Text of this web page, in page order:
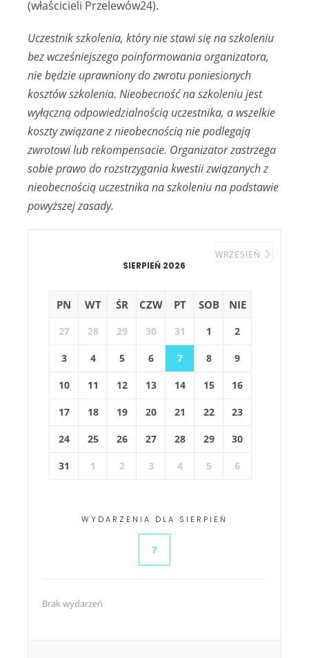
(właścicieli Przelewów24).
Uczestnik szkolenia, który nie stawi się na szkoleniu
bez wcześniejszego poinformowania organizatora,
nie będzie uprawniony do zwrotu poniesionych
kosztów szkolenia. Nieobecność na szkoleniu jest
wyłączną odpowiedzialnością uczestnika, a wszelkie
koszty związane z nieobecnością nie podlegają
zwrotowi lub rekompensacie. Organizator zastrzega
sobie prawo do rozstrzygania kwestii związanych z
nieobecnością uczestnika na szkoleniu na podstawie
powyższej zasady.
SIERPIEŃ 2026
WRZESIEŃ
PN WT ŚR CZW PT SOB NIE
27 28 29 30 31 1 2
3 4 5 6 7 8 9
10 11 12 13 14 15 16
17 18 19 20 21 22 23
24 25 26 27 28 29 30
31 1 2 3 4 5 6
WYDARZENIA DLA SIERPIEŃ
7
Brak wydarzeń